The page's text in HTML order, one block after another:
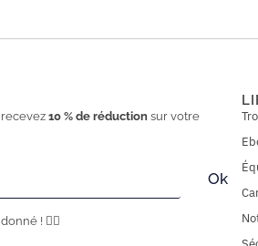
recevez10 % de réduction sur votre
Ok
! 🕵️‍♂️